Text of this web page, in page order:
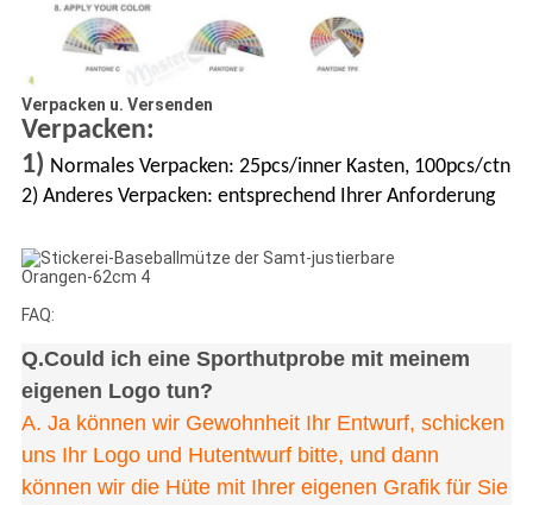
Verpacken u. Versenden
Verpacken:
1) Normales Verpacken: 25pcs/inner Kasten, 100pcs/ctn
2) Anderes Verpacken: entsprechend Ihrer Anforderung
FAQ:
Q.Could ich eine Sporthutprobe mit meinem
eigenen Logo tun?
A. Ja können wir Gewohnheit Ihr Entwurf, schicken
uns Ihr Logo und Hutentwurf bitte, und dann
können wir die Hüte mit Ihrer eigenen Grafik für Sie